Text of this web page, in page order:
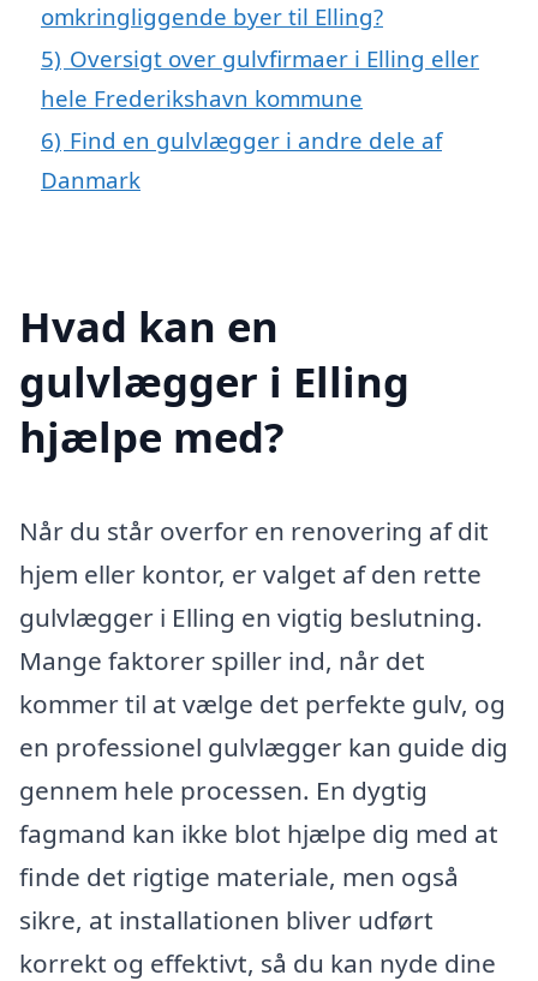
omkringliggende byer til Elling?
5) Oversigt over gulvfirmaer i Elling eller
hele Frederikshavn kommune
6) Find en gulvlægger i andre dele af
Danmark
Hvad kan en
gulvlægger i Elling
hjælpe med?
Når du står overfor en renovering af dit
hjem eller kontor, er valget af den rette
gulvlægger i Elling en vigtig beslutning.
Mange faktorer spiller ind, når det
kommer til at vælge det perfekte gulv, og
en professionel gulvlægger kan guide dig
gennem hele processen. En dygtig
fagmand kan ikke blot hjælpe dig med at
finde det rigtige materiale, men også
sikre, at installationen bliver udført
korrekt og effektivt, så du kan nyde dine